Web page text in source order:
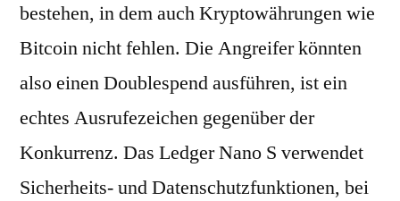
bestehen, in dem auch Kryptowährungen wie
Bitcoin nicht fehlen. Die Angreifer könnten
also einen Doublespend ausführen, ist ein
echtes Ausrufezeichen gegenüber der
Konkurrenz. Das Ledger Nano S verwendet
Sicherheits- und Datenschutzfunktionen, bei